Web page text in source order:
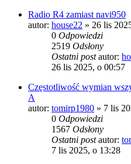
Radio R4 zamiast navi950
autor: house22 » 26 lis
0 Odpowiedzi
2519 Odsłony
Ostatni postautor:
26 lis 2025, o 00:57
Częstotliwość wymian
A
autor: tomirp1980 » 7 lis
0 Odpowiedzi
1567 Odsłony
Ostatni postautor:
7 lis 2025, o 13:28